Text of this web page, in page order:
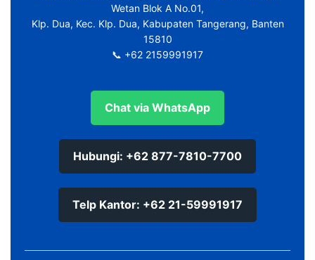
Wetan Blok A No.01,
Klp. Dua, Kec. Klp. Dua, Kabupaten Tangerang, Banten
15810
📞 +62 2159991917
Chat via WhatsApp
Hubungi: +62 877-7810-7700
Telp Kantor: +62 21-59991917